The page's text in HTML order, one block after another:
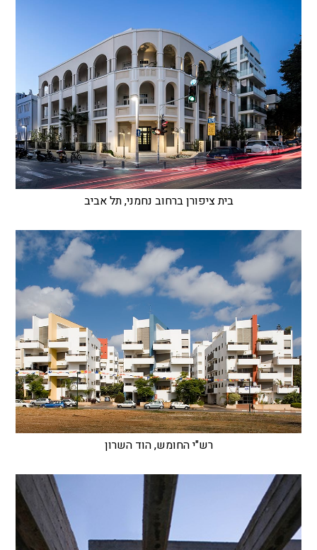
בית ציפורן ברחוב נחמני, תל אביב
רש"י החומש, הוד השרון